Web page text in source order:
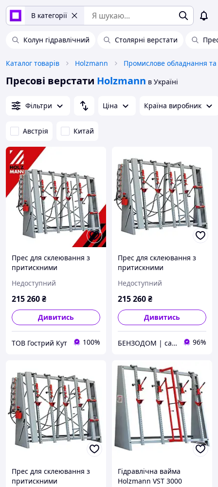
В категорії
Колун гідравлічний Столярні верстати
Каталог товарів Holzmann
Пресові верстати Holzmann в Україні
Фільтри Ціна Країна виробник
Австрія Китай
Прес для склеювання з
притискними
конструкції Holzmann
VSTR 3000
Недоступний
215 260₴
Дивитись
ТОВ Гострий Кут 100%
Прес для склеювання з
притискними
конструкції Holzmann
VSTR 3000
Недоступний
215 260₴
Дивитись
БЕНЗОДОМ | садова техніка та електроінструмент 96%
Прес для склеювання з
притискними
Гідравлічна вайма
Holzmann VST 3000